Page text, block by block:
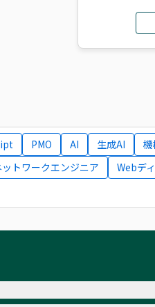
PMO AI 生成AI
ットワークエンジニア Webデ